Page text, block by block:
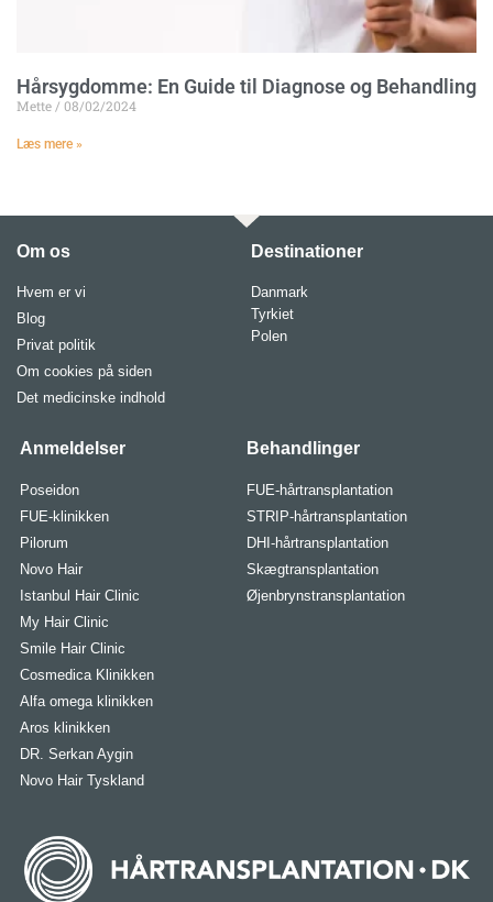
Hårsygdomme: En Guide til Diagnose og Behandling
Mette 08/02/2024
Læs mere »
Om os
Hvem er vi
Blog
Privat politik
Om cookies på siden
Det medicinske indhold
Destinationer
Danmark
Tyrkiet
Polen
Anmeldelser
Poseidon
FUE-klinikken
Pilorum
Novo Hair
Istanbul Hair Clinic
My Hair Clinic
Smile Hair Clinic
Cosmedica Klinikken
Alfa omega klinikken
Aros klinikken
DR. Serkan Aygin
Novo Hair Tyskland
Behandlinger
FUE-hårtransplantation
STRIP-hårtransplantation
DHI-hårtransplantation
Skægtransplantation
Øjenbrynstransplantation